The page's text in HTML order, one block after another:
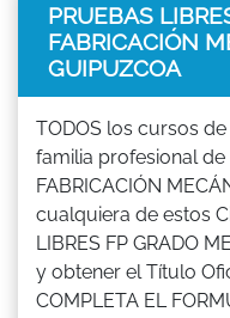
PRUEBAS
FABRICACIÓN
GUIPUZCOA
TODOS los cursos
familia profesional de
FABRICACIÓN
cualquiera de estos
LIBRES FP GRADO
y obtener el Título
COMPLETA EL